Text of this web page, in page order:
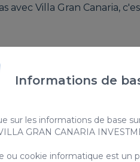
avec Villa Gran Canaria,
distinguent par le fait
vos activités
Informations de
sur les informations de base
GRAN CANARIA
ou cookie informatique est un